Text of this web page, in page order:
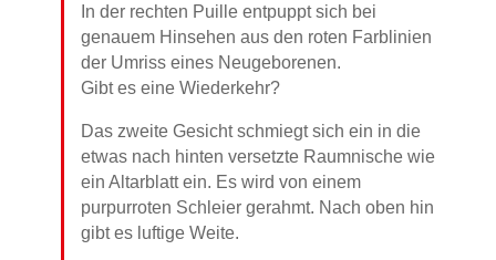
In der rechten Puille entpuppt sich bei
genauem Hinsehen aus den roten Farblinien
der Umriss eines Neugeborenen.
Gibt es eine Wiederkehr?
Das zweite Gesicht schmiegt sich ein in die
etwas nach hinten versetzte Raumnische wie
ein Altarblatt ein. Es wird von einem
purpurroten Schleier gerahmt. Nach oben hin
gibt es luftige Weite.